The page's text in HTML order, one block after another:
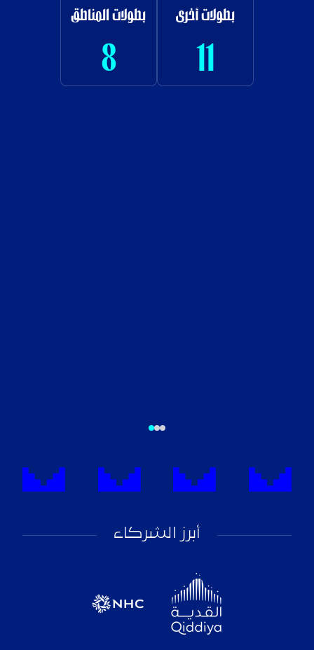
بطولات أخرى
11
بطولات المناطق
8
أبرز الشركاء